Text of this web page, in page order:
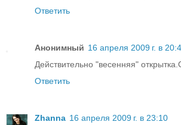
Ответить
Анонимный 16 апреля 2009 г. в
Действительно "весенняя"
Ответить
Zhanna 16 апреля 2009 г. в 23:10